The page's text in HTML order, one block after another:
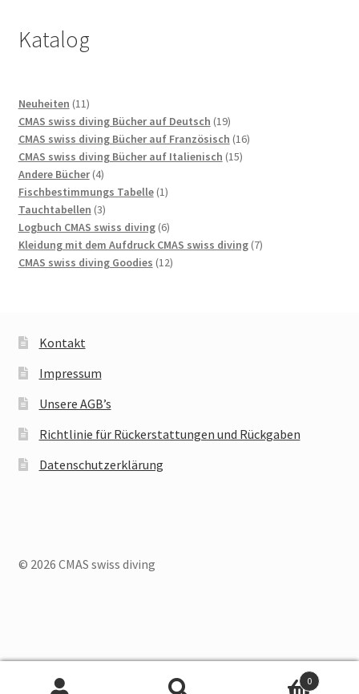
Katalog
Neuheiten 1111
Produkte
CMAS swiss diving Bücher auf Deutsch 1919
Produkte
CMAS swiss diving Bücher auf Französisch 1616
CMAS swiss diving Bücher auf Italienisch 1515
Andere Bücher 44
Produkte
Fischbestimmungs Tabelle 11
Tauchtabellen 33
Produkte
Logbuch CMAS swiss diving 66
Produkte
Kleidung mit dem Aufdruck CMAS swiss diving 77
CMAS swiss diving Goodies 1212
Kontakt
Impressum
Unsere AGB’s
Richtlinie für Rückerstattungen und Rückgaben
Datenschutzerklärung
© 2026 CMAS swiss diving
0
Français Italiano